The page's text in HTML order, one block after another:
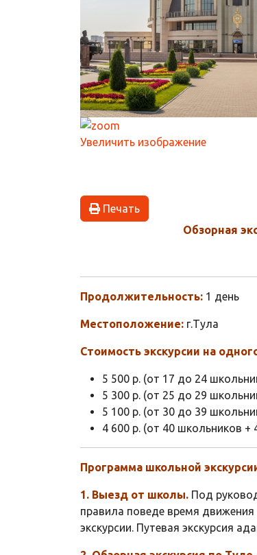
Увеличить изображение
Печать
Обзорная
Продолжительность: 1 день
Местоположение: г.Тула
Стоимость экскурсии на
5 500 р. (от 17 до 24
5 300 р. (от 25 до 29
5 100 р. (от 30 до 39
4 600 р. (от 40 школьников
Программа школьной
1. Выезд от школы. Под
правила поведе время движения
экскурсии. Путевая экскурсия